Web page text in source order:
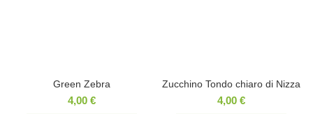
Green Zebra
4,00 €
Zucchino Tondo chiaro di Nizza
4,00 €